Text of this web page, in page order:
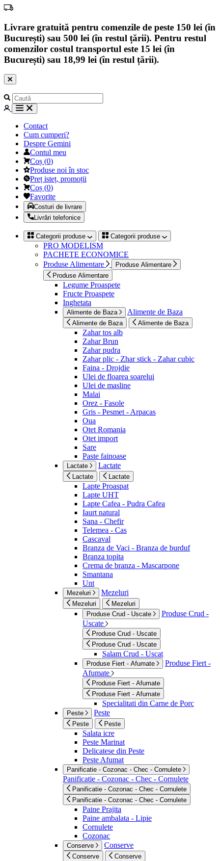
Livrare gratuită pentru comenzile de peste 150 lei (în
București) sau 500 lei (în restul țării). Pentru restul
comenzilor costul transportul este 15 lei (în
București) sau 18,99 lei (în restul țării).
Contact
Cum cumperi?
Despre Gemini
Contul meu
Coș (0)
Produse noi în stoc
Preț isteț, promoții
Coș (0)
Favorite
Costuri de livrare
Livrări telefonice
Categorii produse Categorii produse
PRO MODELISM
PACHETE ECONOMICE
Produse Alimentare
Produse Alimentare
Produse Alimentare
Legume Proaspete
Fructe Proaspete
Inghetata
Alimente de Baza Alimente de Baza
Alimente de Baza Alimente de Baza
Zahar tos alb
Zahar Brun
Zahar pudra
Zahar plic - Zhar stick - Zahar cubic
Faina - Drojdie
Ulei de floarea soarelui
Ulei de masline
Malai
Orez - Fasole
Gris - Pesmet - Arpacas
Oua
Otet Romania
Otet import
Sare
Paste fainoase
Lactate Lactate
Lactate Lactate
Lapte Proaspat
Lapte UHT
Lapte Cafea - Pudra Cafea
Iaurt natural
Sana - Chefir
Telemea - Cas
Cascaval
Branza de Vaci - Branza de burduf
Branza topita
Crema de branza - Mascarpone
Smantana
Unt
Mezeluri Mezeluri
Mezeluri
Mezeluri
Produse Crud - Uscate
Produse Crud -
Uscate
Produse Crud - Uscate
Produse Crud - Uscate
Salam Crud - Uscat
Produse Fiert - Afumate
Produse Fiert -
Afumate
Produse Fiert - Afumate
Produse Fiert - Afumate
Specialitati din Carne de Porc
Peste Peste
Peste Peste
Salata icre
Peste Marinat
Delicatese din Peste
Peste Afumat
Panificatie - Cozonac - Chec - Cornulete
Panificatie - Cozonac - Chec - Cornulete
Panificatie - Cozonac - Chec - Cornulete
Panificatie - Cozonac - Chec - Cornulete
Paine Prajita
Paine ambalata - Lipie
Cornulete
Cozonac
Conserve Conserve
Conserve Conserve